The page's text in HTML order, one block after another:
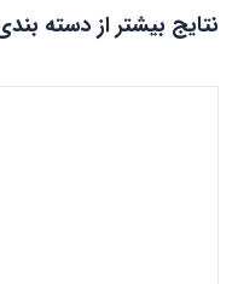
نتایج بیشتر از دسته